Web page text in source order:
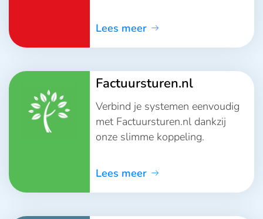
Lees meer
Factuursturen.nl
Verbind je systemen eenvoudig
met Factuursturen.nl dankzij
onze slimme koppeling.
Lees meer